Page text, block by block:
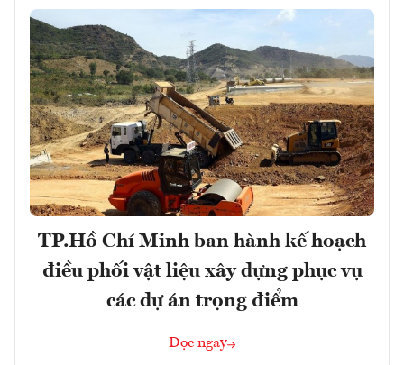
TP.Hồ Chí Minh ban hành kế hoạch
điều phối vật liệu xây dựng phục vụ
các dự án trọng điểm
Đọc ngay